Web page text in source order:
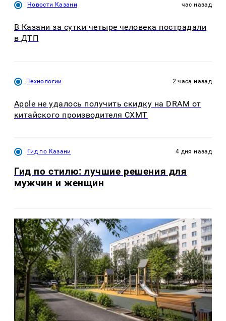
Новости Казани час назад
В Казани за сутки четыре человека пострадали
в ДТП
Технологии 2 часа назад
Apple не удалось получить скидку на DRAM от
китайского производителя CXMT
Гид по Казани 4 дня назад
Гид по стилю: лучшие решения для
мужчин и женщин